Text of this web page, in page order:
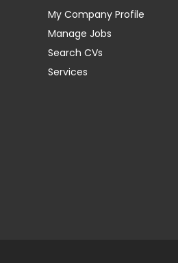
My Company Profile
Manage Jobs
Search CVs
Services